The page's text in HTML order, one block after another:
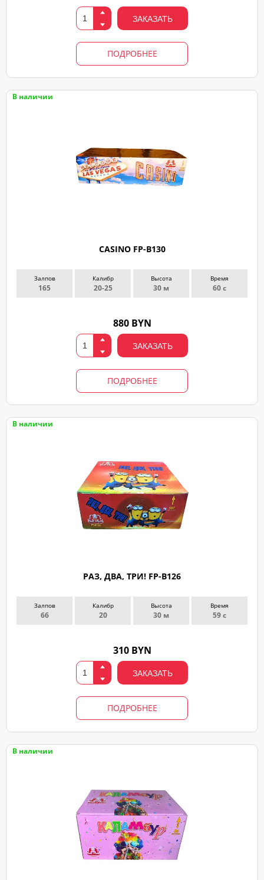
ЗАКАЗАТЬ
ПОДРОБНЕЕ
В наличии
CASINO FP-B130
Залпов
165
Калибр
20-25
Высота
30 м
Время
60 с
880 BYN
ЗАКАЗАТЬ
ПОДРОБНЕЕ
В наличии
РАЗ, ДВА, ТРИ! FP-B126
Залпов
66
Калибр
20
Высота
30 м
Время
59 с
310 BYN
ЗАКАЗАТЬ
ПОДРОБНЕЕ
В наличии